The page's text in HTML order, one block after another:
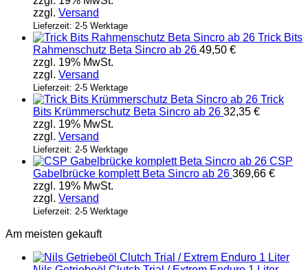
zzgl. Versand
Lieferzeit: 2-5 Werktage
Trick Bits
Rahmenschutz Beta Sincro ab 26 49,50 €
zzgl. 19% MwSt.
zzgl. Versand
Lieferzeit: 2-5 Werktage
Trick
Bits Krümmerschutz Beta Sincro ab 26 32,35 €
zzgl. 19% MwSt.
zzgl. Versand
Lieferzeit: 2-5 Werktage
CSP
Gabelbrücke komplett Beta Sincro ab 26 369,66 €
zzgl. 19% MwSt.
zzgl. Versand
Lieferzeit: 2-5 Werktage
Am meisten gekauft